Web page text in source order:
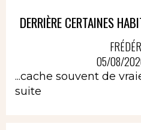
DERRIÈRE CERTAINES
05/08/
...cache souvent de
suite